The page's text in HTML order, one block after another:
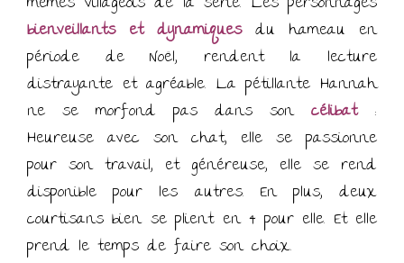
bienveillants et dynamiquesdu hameau en
période de Noël, rendent la lecture
distrayante et agréable. La pétillante Hannah
ne se morfond pas dans son célibat
:
Heureuse avec son chat, elle se passionne
pour son travail, et généreuse, elle se rend
disponible pour les autres. En plus, deux
courtisans bien se plient en 4 pour elle. Et elle
prend le temps de faire son choix.